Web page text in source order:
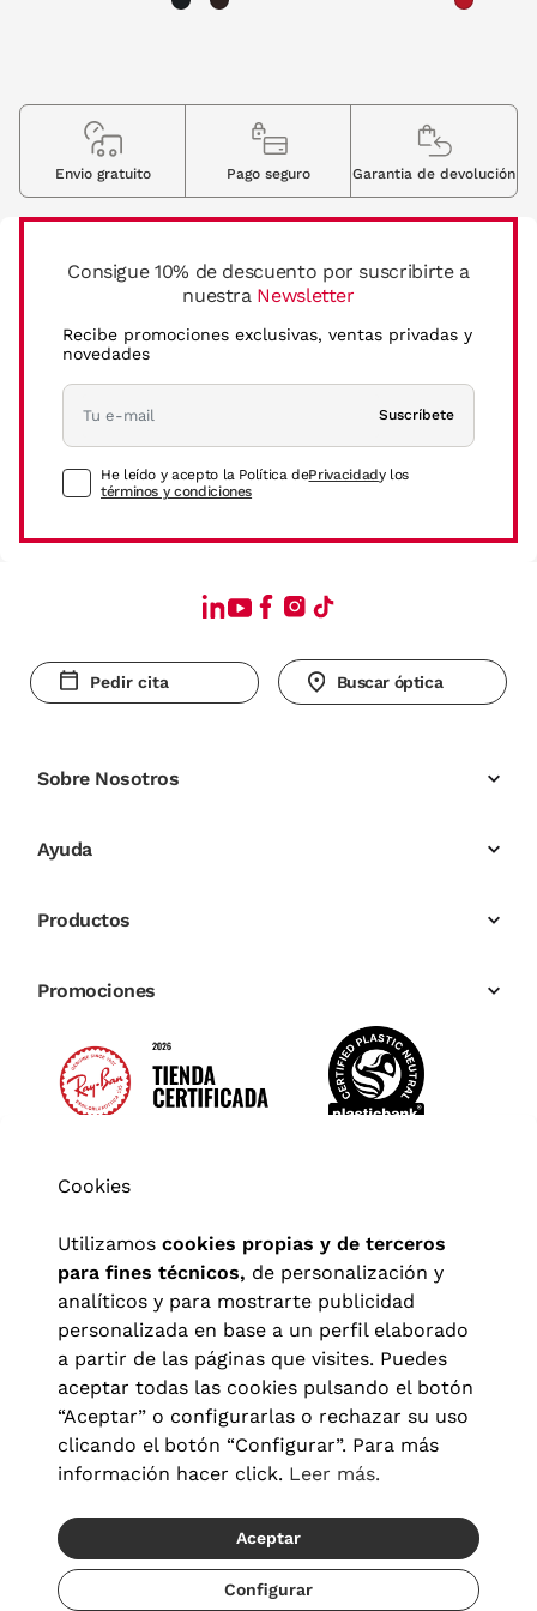
Recíbelo del 22/08 al 24/08
Consigue 10% de descuento por suscribirte a
nuestra Newsletter
Recibe promociones exclusivas, ventas privadas y
novedades
Suscríbete
He leído y acepto la Política dePrivacidady los
términos y condiciones
Envio gratuito Pago seguro Garantia de devolución
Pedir cita Buscar óptica
Sobre Nosotros
Ayuda
Productos
Promociones
Aviso legal| Política de privacidad Términos y condiciones
Política de cookies|Configuración de cookies
© 2026 Visionlab España
Cookies
Utilizamos cookies propias y de terceros
para fines técnicos, de personalización y
analíticos y para mostrarte publicidad
personalizada en base a un perfil elaborado
a partir de las páginas que visites. Puedes
aceptar todas las cookies pulsando el botón
“Aceptar” o configurarlas o rechazar su uso
clicando el botón “Configurar”. Para más
información hacer click. Leer más.
Aceptar
Configurar